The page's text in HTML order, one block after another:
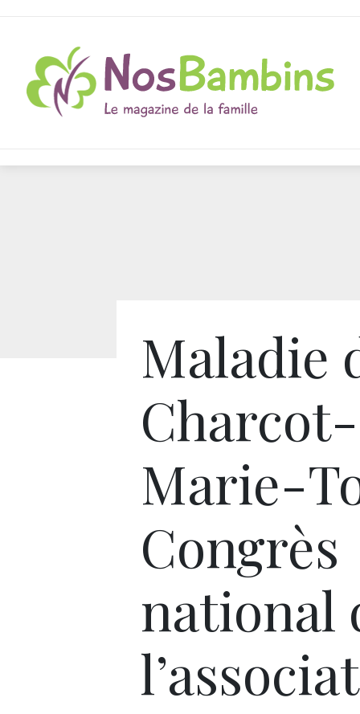
Maladie
Charcot-
Marie-
Congrès
national